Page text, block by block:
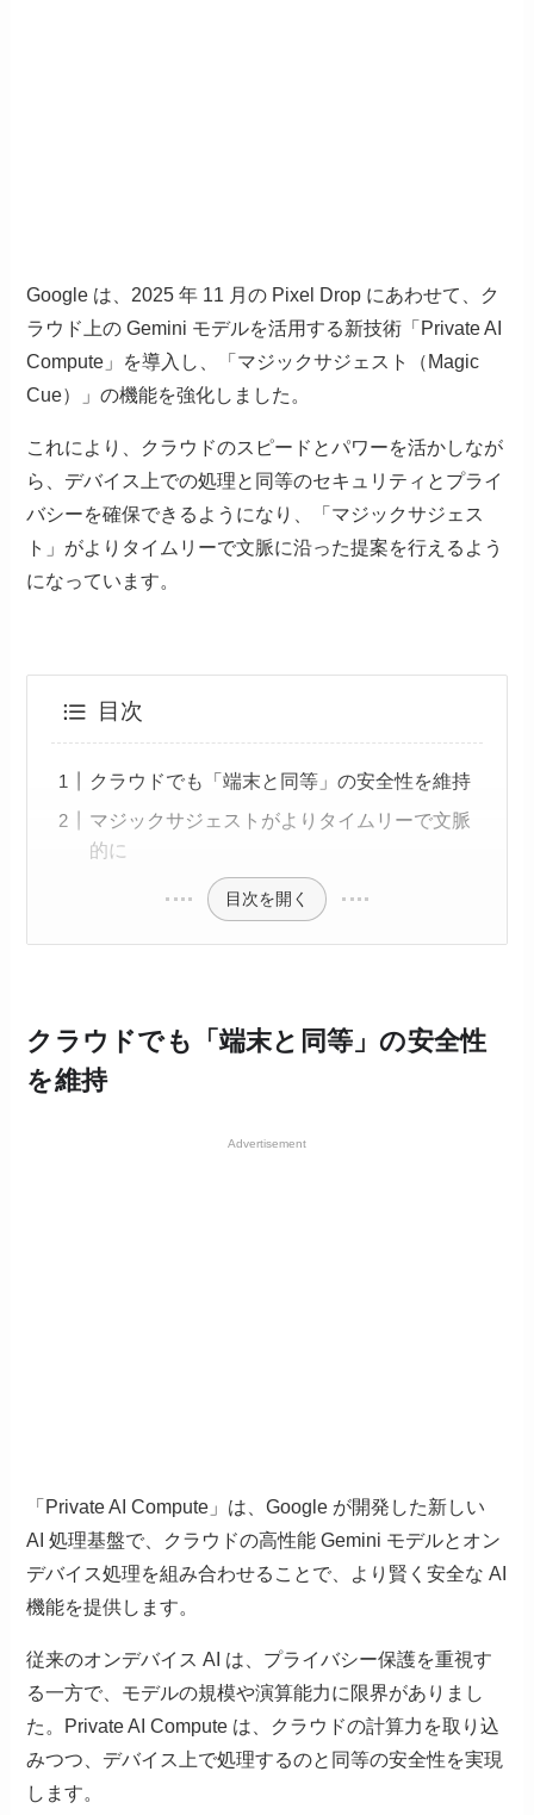
Google は、2025 年 11 月の Pixel Drop にあわせて、ク
ラウド上の Gemini モデルを活用する新技術「Private AI
Compute」を導入し、「マジックサジェスト（Magic
Cue）」の機能を強化しました。
これにより、クラウドのスピードとパワーを活かしなが
ら、デバイス上での処理と同等のセキュリティとプライ
バシーを確保できるようになり、「マジックサジェス
ト」がよりタイムリーで文脈に沿った提案を行えるよう
になっています。
目次
クラウドでも「端末と同等」の安全性を維持
マジックサジェストがよりタイムリーで文脈
的に
目次を開く
クラウドでも「端末と同等」の安全性
を維持
Advertisement
「Private AI Compute」は、Google が開発した新しい
AI 処理基盤で、クラウドの高性能 Gemini モデルとオン
デバイス処理を組み合わせることで、より賢く安全な AI
機能を提供します。
従来のオンデバイス AI は、プライバシー保護を重視す
る一方で、モデルの規模や演算能力に限界がありまし
た。Private AI Compute は、クラウドの計算力を取り込
みつつ、デバイス上で処理するのと同等の安全性を実現
します。